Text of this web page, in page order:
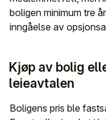
boligen minimum tre
inngåelse av
Kjøp av bolig
leieavtalen
Boligens pris ble